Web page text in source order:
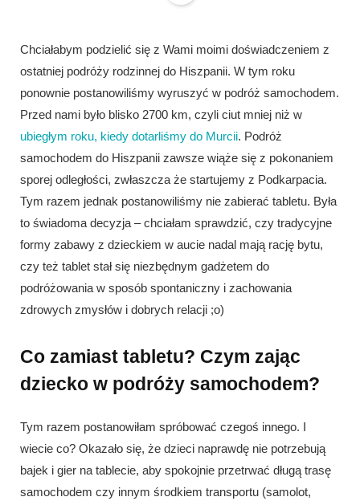
Chciałabym podzielić się z Wami moimi doświadczeniem z
ostatniej podróży rodzinnej do Hiszpanii. W tym roku
ponownie postanowiliśmy wyruszyć w podróż samochodem.
Przed nami było blisko 2700 km, czyli ciut mniej niż w
ubiegłym roku, kiedy dotarliśmy do Murcii. Podróż
samochodem do Hiszpanii zawsze wiąże się z pokonaniem
sporej odległości, zwłaszcza że startujemy z Podkarpacia.
Tym razem jednak postanowiliśmy nie zabierać tabletu. Była
to świadoma decyzja – chciałam sprawdzić, czy tradycyjne
formy zabawy z dzieckiem w aucie nadal mają rację bytu,
czy też tablet stał się niezbędnym gadżetem do
podróżowania w sposób spontaniczny i zachowania
zdrowych zmysłów i dobrych relacji ;o)
Co zamiast tabletu? Czym zając
dziecko w podróży samochodem?
Tym razem postanowiłam spróbować czegoś innego. I
wiecie co? Okazało się, że dzieci naprawdę nie potrzebują
bajek i gier na tablecie, aby spokojnie przetrwać długą trasę
samochodem czy innym środkiem transportu (samolot,